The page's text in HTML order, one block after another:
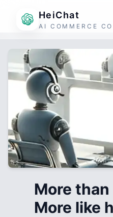
HeiChat
AI COMMERCE
More
More like